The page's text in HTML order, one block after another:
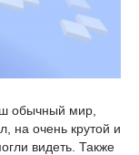
обычный мир,
на очень крутой и
видеть. Также